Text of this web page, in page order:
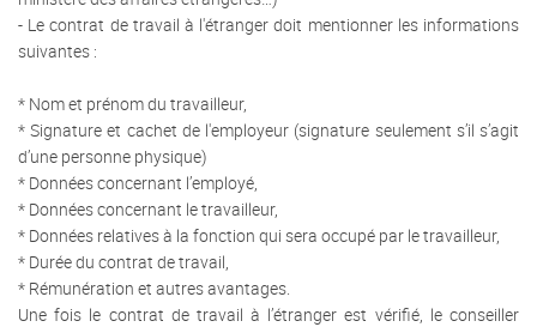
- Le contrat de travail à l'étranger doit mentionner les informations
suivantes :
* Nom et prénom du travailleur,
* Signature et cachet de l'employeur (signature seulement s’il s’agit
d’une personne physique)
* Données concernant l’employé,
* Données concernant le travailleur,
* Données relatives à la fonction qui sera occupé par le travailleur,
* Durée du contrat de travail,
* Rémunération et autres avantages.
Une fois le contrat de travail à l’étranger est vérifié, le conseiller